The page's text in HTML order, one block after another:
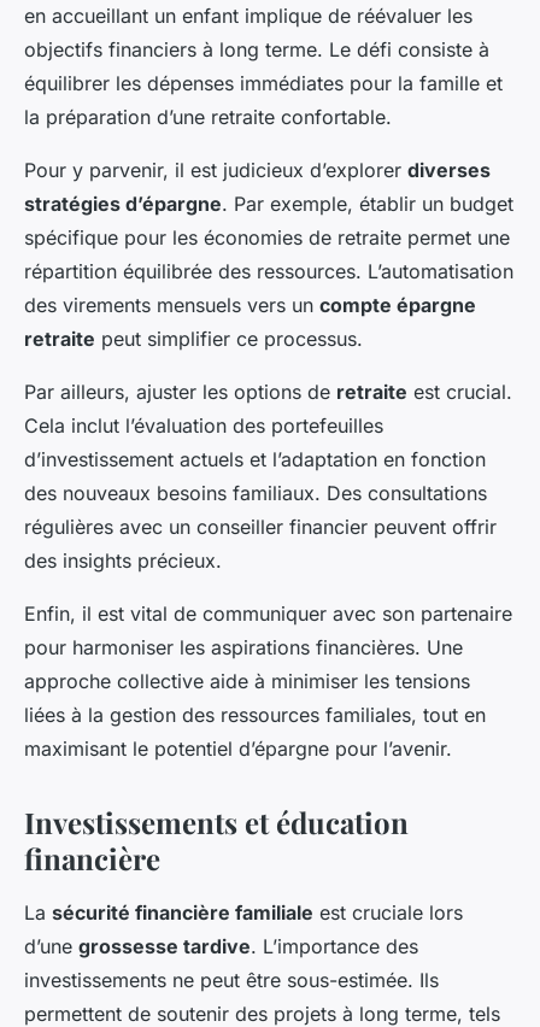
en accueillant un enfant implique de réévaluer les
objectifs financiers à long terme. Le défi consiste à
équilibrer les dépenses immédiates pour la famille et
la préparation d’une retraite confortable.
Pour y parvenir, il est judicieux d’explorer diverses
stratégies d’épargne. Par exemple, établir un budget
spécifique pour les économies de retraite permet une
répartition équilibrée des ressources. L’automatisation
des virements mensuels vers un compte épargne
retraite peut simplifier ce processus.
Par ailleurs, ajuster les options de retraite est crucial.
Cela inclut l’évaluation des portefeuilles
d’investissement actuels et l’adaptation en fonction
des nouveaux besoins familiaux. Des consultations
régulières avec un conseiller financier peuvent offrir
des insights précieux.
Enfin, il est vital de communiquer avec son partenaire
pour harmoniser les aspirations financières. Une
approche collective aide à minimiser les tensions
liées à la gestion des ressources familiales, tout en
maximisant le potentiel d’épargne pour l’avenir.
Investissements et éducation
financière
La sécurité financière familiale est cruciale lors
d’une grossesse tardive. L’importance des
investissements ne peut être sous-estimée. Ils
permettent de soutenir des projets à long terme, tels